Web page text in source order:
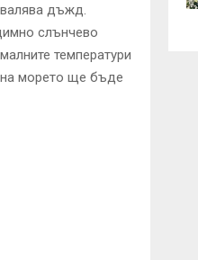
дъжд.
слънчево
температури
на морето ще бъде